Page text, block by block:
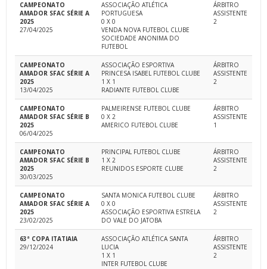
CAMPEONATO
AMADOR SFAC SÉRIE A
2025
27/04/2025
ASSOCIAÇÃO ATLÉTICA
PORTUGUESA
0 X 0
VENDA NOVA FUTEBOL CLUBE
SOCIEDADE ANONIMA DO
FUTEBOL
ÁRBITRO
ASSISTENTE
2
CAMPEONATO
AMADOR SFAC SÉRIE A
2025
13/04/2025
ASSOCIAÇÃO ESPORTIVA
PRINCESA ISABEL FUTEBOL CLUBE
1 X 1
RADIANTE FUTEBOL CLUBE
ÁRBITRO
ASSISTENTE
2
CAMPEONATO
AMADOR SFAC SÉRIE B
2025
06/04/2025
PALMEIRENSE FUTEBOL CLUBE
0 X 2
AMERICO FUTEBOL CLUBE
ÁRBITRO
ASSISTENTE
1
CAMPEONATO
AMADOR SFAC SÉRIE B
2025
30/03/2025
PRINCIPAL FUTEBOL CLUBE
1 X 2
REUNIDOS ESPORTE CLUBE
ÁRBITRO
ASSISTENTE
2
CAMPEONATO
AMADOR SFAC SÉRIE A
2025
23/02/2025
SANTA MONICA FUTEBOL CLUBE
0 X 0
ASSOCIAÇÃO ESPORTIVA ESTRELA
DO VALE DO JATOBA
ÁRBITRO
ASSISTENTE
2
63ª COPA ITATIAIA
29/12/2024
ASSOCIAÇÃO ATLÉTICA SANTA
LUCIA
1 X 1
INTER FUTEBOL CLUBE
ÁRBITRO
ASSISTENTE
2